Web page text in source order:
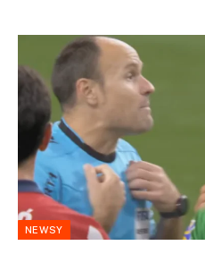
NEWSY